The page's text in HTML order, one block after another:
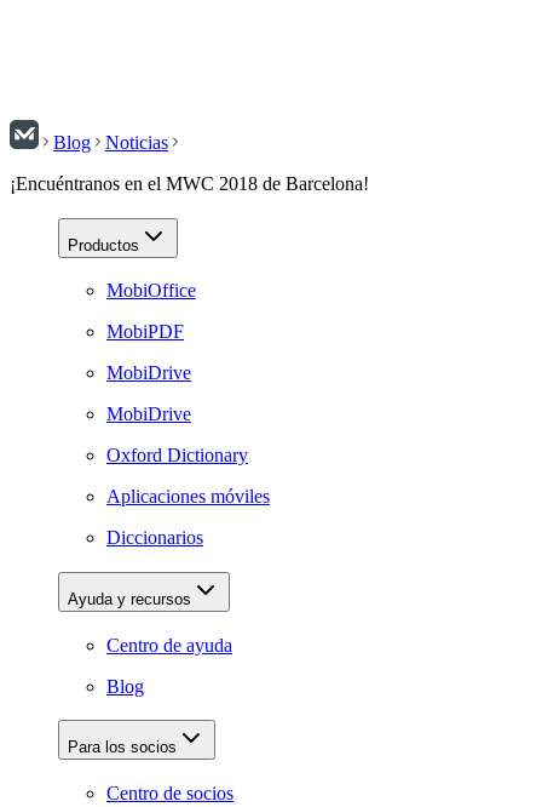
Blog
Noticias
¡Encuéntranos en el MWC 2018 de Barcelona!
Productos
MobiOffice
MobiPDF
MobiDrive
MobiDrive
Oxford Dictionary
Aplicaciones móviles
Diccionarios
Ayuda y recursos
Centro de ayuda
Blog
Para los socios
Centro de socios